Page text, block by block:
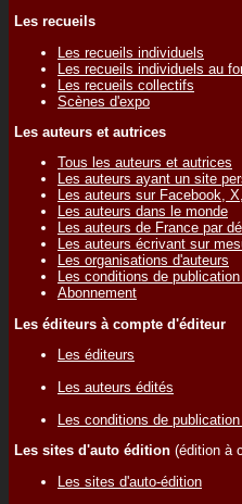
Les recueils
Les recueils individuels
Les recueils individuels au
Les recueils collectifs
Scènes d'expo
Les auteurs et autrices
Tous les auteurs et autrices
Les auteurs ayant un site
Les auteurs sur Facebook,
Les auteurs dans le monde
Les auteurs de France par
Les auteurs écrivant sur
Les organisations d'auteurs
Les conditions de
Abonnement
Les éditeurs à compte d'éditeur
Les éditeurs
Les auteurs édités
Les conditions de
Les sites d'auto édition (édition à
Les sites d'auto-édition